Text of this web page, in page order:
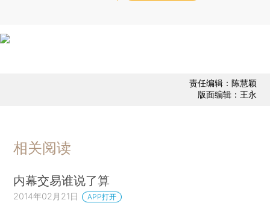
责任编辑：陈慧颖
版面编辑：王永
相关阅读
内幕交易谁说了算
2014年02月21日 APP打开